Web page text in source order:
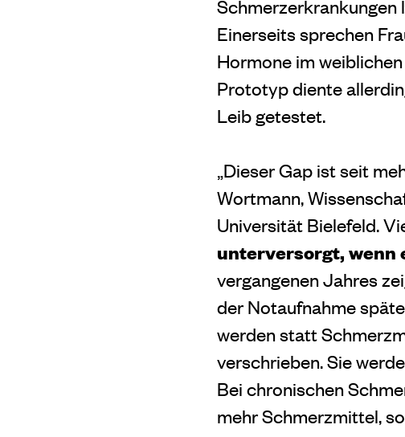
Schmerzerkrankungen
Einerseits sprechen
Hormone im
Prototyp diente
Leib getestet.
„Dieser Gap ist seit
Wortmann,
Universität Bielefeld.
unterversorgt, wenn
vergangenen Jahres
der Notaufnahme
werden statt
verschrieben. Sie
Bei chronischen
mehr Schmerzmittel,